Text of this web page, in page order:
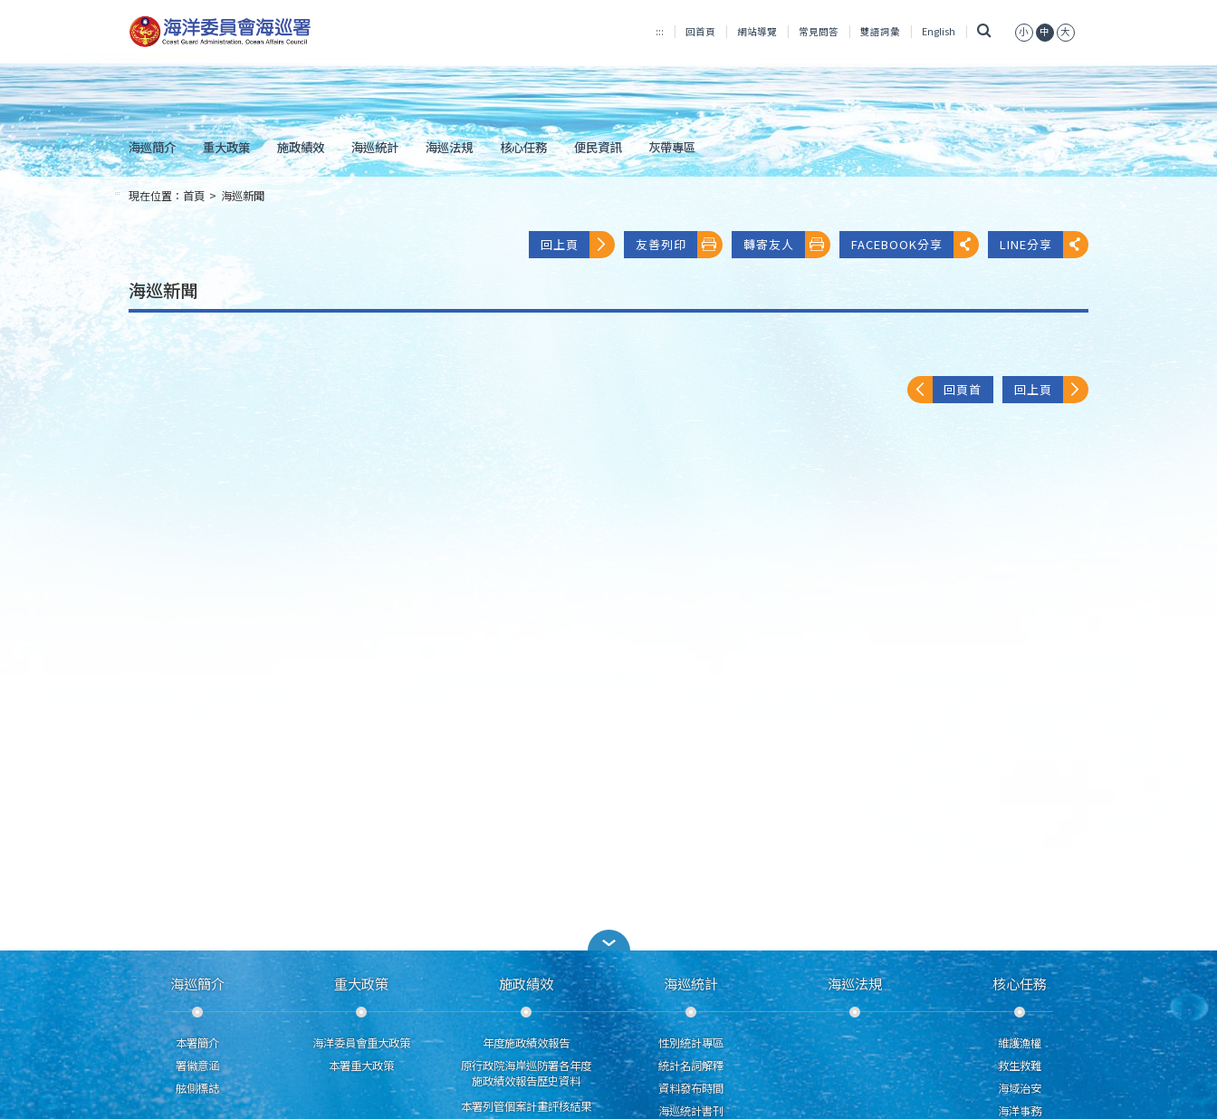
到
主
內
容
Skip
to
main
content
::: 回首頁 網站導覽 常見問答 雙語詞彙 English 小 中 大
海巡簡介 重大政策 施政績效 海巡統計 海巡法規 核心任務 便民資訊 灰帶專區
::: 現在位置： 首頁 > 海巡新聞
回上頁 友善列印 轉寄友人 FACEBOOK分享 LINE分享
海巡新聞
回頁首 回上頁
海巡簡介
本署簡介
署徽意涵
舷側標誌
重大政策
海洋委員會重大政策
本署重大政策
施政績效
年度施政績效報告
原行政院海岸巡防署各年度
施政績效報告歷史資料
本署列管個案計畫評核結果
海巡統計
性別統計專區
統計名詞解釋
資料發布時間
海巡統計書刊
海巡法規 核心任務
維護漁權
救生救難
海域治安
海洋事務